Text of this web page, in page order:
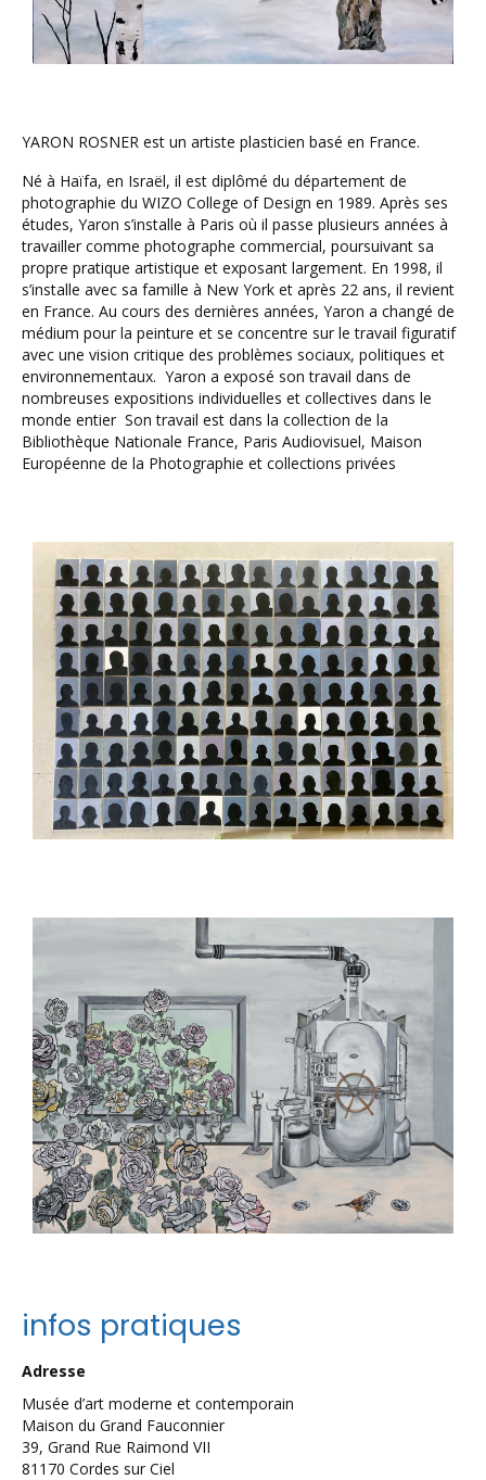
YARON ROSNER est un artiste plasticien basé en France.
Né à Haïfa, en Israël, il est diplômé du département de
photographie du WIZO College of Design en 1989. Après ses
études, Yaron s’installe à Paris où il passe plusieurs années à
travailler comme photographe commercial, poursuivant sa
propre pratique artistique et exposant largement. En 1998, il
s’installe avec sa famille à New York et après 22 ans, il revient
en France. Au cours des dernières années, Yaron a changé de
médium pour la peinture et se concentre sur le travail figuratif
avec une vision critique des problèmes sociaux, politiques et
environnementaux. Yaron a exposé son travail dans de
nombreuses expositions individuelles et collectives dans le
monde entier Son travail est dans la collection de la
Bibliothèque Nationale France, Paris Audiovisuel, Maison
Européenne de la Photographie et collections privées
infos pratiques
Adresse
Musée d’art moderne et contemporain
Maison du Grand Fauconnier
39, Grand Rue Raimond VII
81170 Cordes sur Ciel